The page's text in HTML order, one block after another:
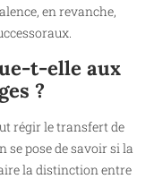
en revanche,
t-elle aux
?
régir le transfert de
pose de savoir si la
la distinction entre